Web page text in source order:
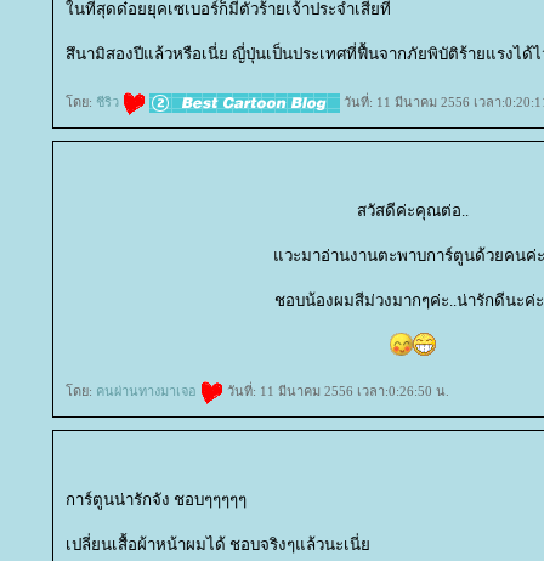
นที่สุดด๋อยยุคเซเบอร์ก็มีตัวร้ายเจ้าประจำเสียที
สึนามิสองปีแล้วหรือเนี่ย ญี่ปุ่นเป็นประเทศที่ฟื้นจากภัยพิบัติร้ายแรงได้ไ
ดย: ชีริว วันที่: 11 มีนาคม 2556 เวลา
สวัสดีค่ะคุณต่อ..
วะมาอ่านงานตะพาบการ์ตูนด้วยคนค่
ชอบน้องผมสีม่วงมากๆค่ะ..น่ารักดีนะค่ะ
ดย: คนผ่านทางมาเจอ วันที่: 11 มีนาคม 2556 เวลา:0:26:50 น.
การ์ตูนน่ารักจัง ชอบๆๆๆๆๆ
เปลี่ยนเสื้อผ้าหน้าผมได้ ชอบจริงๆแล้วนะเนี่